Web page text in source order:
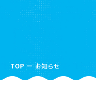
TOP お知らせ